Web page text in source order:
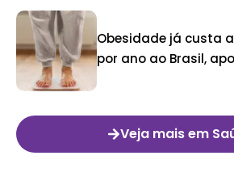
Obesidade já custa
por ano ao Brasil,
Veja mais em